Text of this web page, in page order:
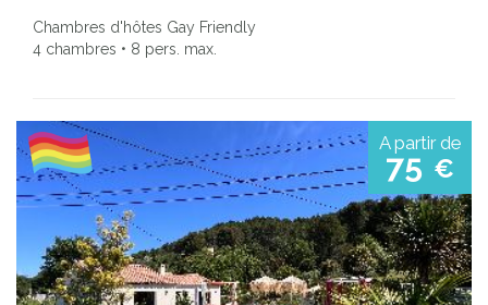
Chambres d'hôtes Gay Friendly
4 chambres • 8 pers. max.
A partir de
75 €